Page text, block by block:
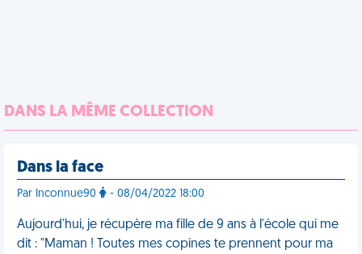
DANS LA MÊME COLLECTION
Dans la face
Par Inconnue90 - 08/04/2022 18:00
Aujourd'hui, je récupère ma fille de 9 ans à l'école qui me
dit : "Maman ! Toutes mes copines te prennent pour ma